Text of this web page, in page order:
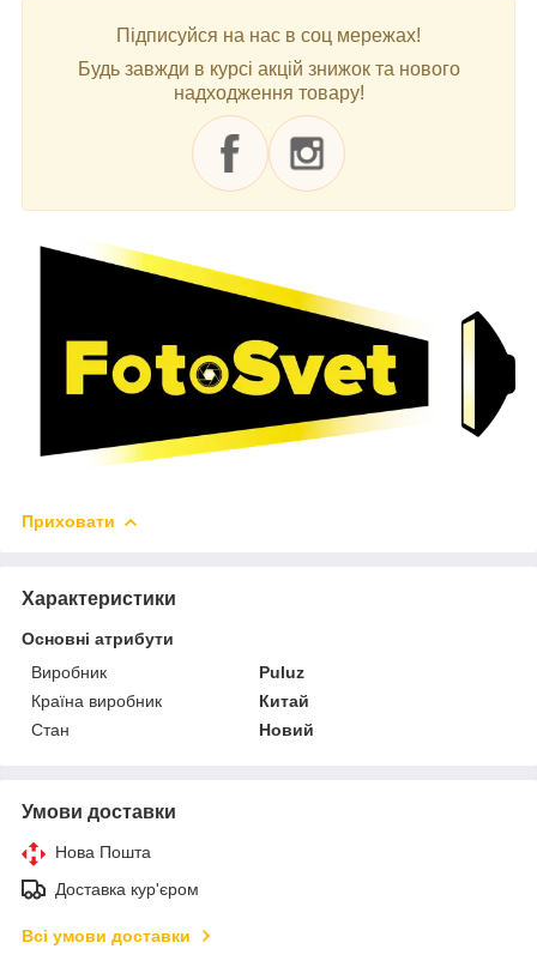
Підписуйся на нас в соц мережах!
Будь завжди в курсі акцій знижок та нового
надходження товару!
Приховати
Характеристики
Основні атрибути
Виробник
Puluz
Країна виробник
Китай
Стан
Новий
Умови доставки
Нова Пошта
Доставка кур'єром
Всі умови доставки